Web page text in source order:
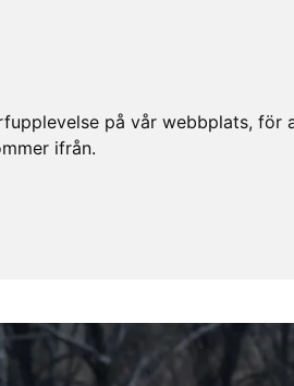
på vår webbplats, för
ifrån.